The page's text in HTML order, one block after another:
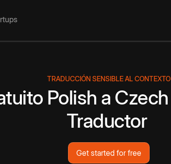
TRADUCCIÓN SENSIBLE AL CONTEXTO
Polish a Czech
Traductor
Get started for free